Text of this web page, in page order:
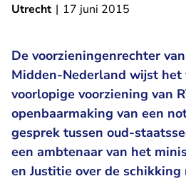
Utrecht | 17 juni 2015
De voorzieningenrechter
Midden-Nederland wijst het
voorlopige voorziening van
openbaarmaking van een
gesprek tussen oud-
een ambtenaar van het
en Justitie over de schikking